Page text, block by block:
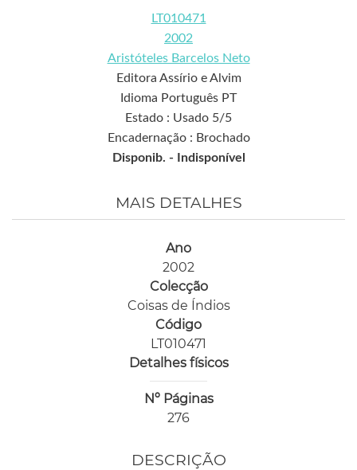
LT010471
2002
Aristóteles Barcelos Neto
Editora Assírio e Alvim
Idioma Português PT
Estado : Usado 5/5
Encadernação : Brochado
Disponib. -
Indisponível
MAIS DETALHES
Ano
2002
Colecção
Coisas de Índios
Código
LT010471
Detalhes físicos
Nº Páginas
276
DESCRIÇÃO